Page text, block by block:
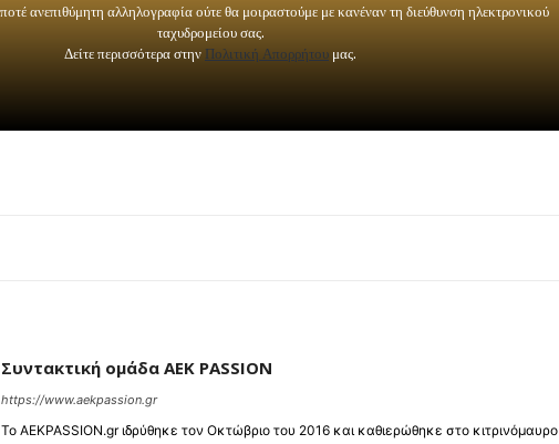
Συντακτική ομάδα AEK PASSION
https://www.aekpassion.gr
Το ⁦AEKPASSION.gr⁩ ιδρύθηκε τον Οκτώβριο του 2016 και καθιερώθηκε στο κιτρινόμαυρο